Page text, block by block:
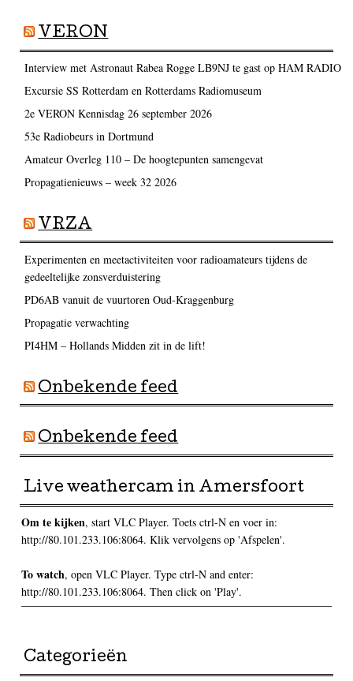
VERON
Interview met Astronaut Rabea Rogge LB9NJ te gast op HAM RADIO
Excursie SS Rotterdam en Rotterdams Radiomuseum
2e VERON Kennisdag 26 september 2026
53e Radiobeurs in Dortmund
Amateur Overleg 110 – De hoogtepunten samengevat
Propagatienieuws – week 32 2026
VRZA
Experimenten en meetactiviteiten voor radioamateurs tijdens de
gedeeltelijke zonsverduistering
PD6AB vanuit de vuurtoren Oud-Kraggenburg
Propagatie verwachting
PI4HM – Hollands Midden zit in de lift!
Onbekende feed
Onbekende feed
Live weathercam in Amersfoort
Om te kijken, start VLC Player. Toets ctrl-N en voer in:
http://80.101.233.106:8064. Klik vervolgens op 'Afspelen'.
To watch, open VLC Player. Type ctrl-N and enter:
http://80.101.233.106:8064. Then click on 'Play'.
Categorieën